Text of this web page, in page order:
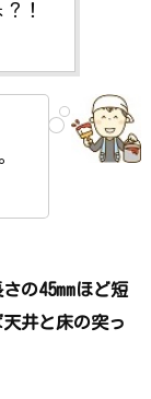
！
の45mmほど短
井と床の突っ